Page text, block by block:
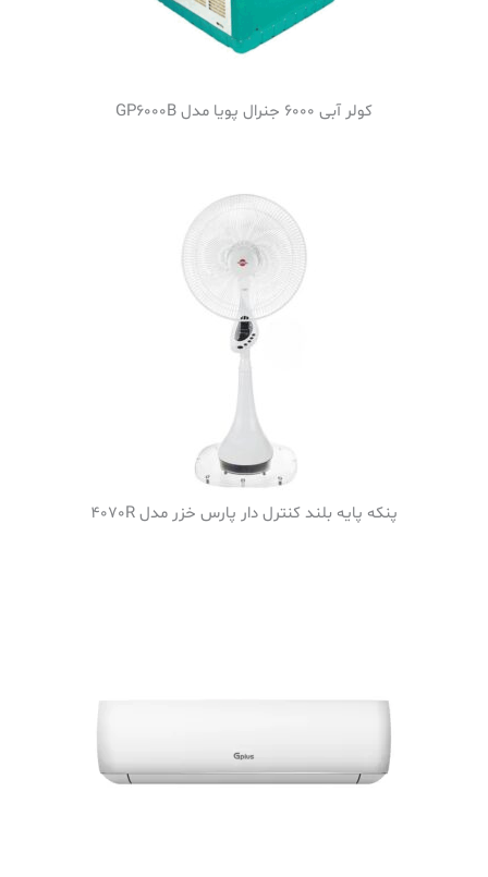
کولر آبی 6000 جنرال پویا مدل GP6000B
پنکه پایه بلند کنترل دار پارس خزر مدل 4070R